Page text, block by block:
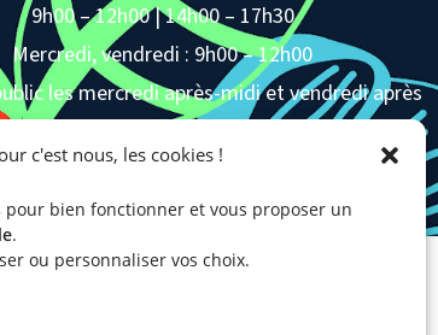
c'est nous, les cookies !
pour bien fonctionner et vous proposer un
.
ou personnaliser vos choix.
9h00 – 12h00 | 14h00 – 17h30
Mercredi, vendredi : 9h00 – 12h00
les mercredi après-midi et vendredi après